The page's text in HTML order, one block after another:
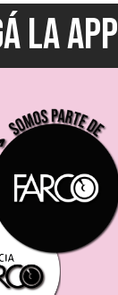
LA APP